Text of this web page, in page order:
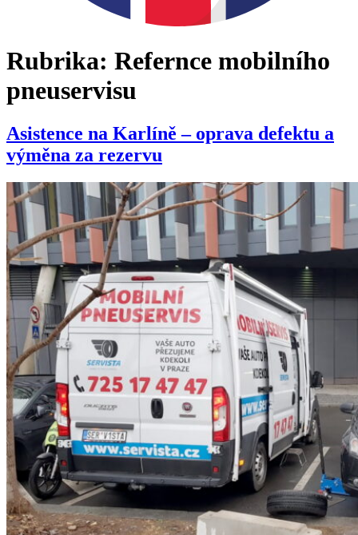
Rubrika: Refernce mobilního
pneuservisu
Asistence na Karlíně – oprava defektu a
výměna za rezervu